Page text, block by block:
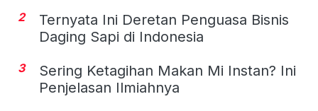
2
Ternyata Ini Deretan Penguasa Bisnis
Daging Sapi di Indonesia
3
Sering Ketagihan Makan Mi Instan? Ini
Penjelasan Ilmiahnya